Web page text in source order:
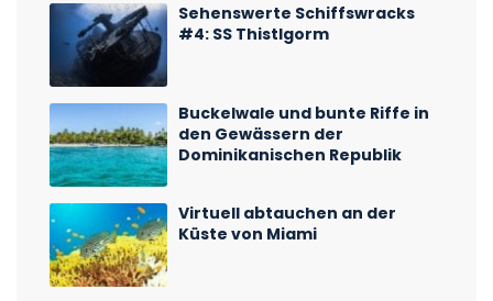
Sehenswerte Schiffswracks
#4: SS Thistlgorm
Buckelwale und bunte Riffe in
den Gewässern der
Dominikanischen Republik
Virtuell abtauchen an der
Küste von Miami